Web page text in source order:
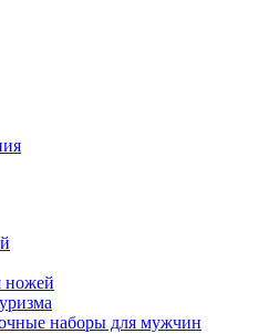
ножей
наборы для мужчин